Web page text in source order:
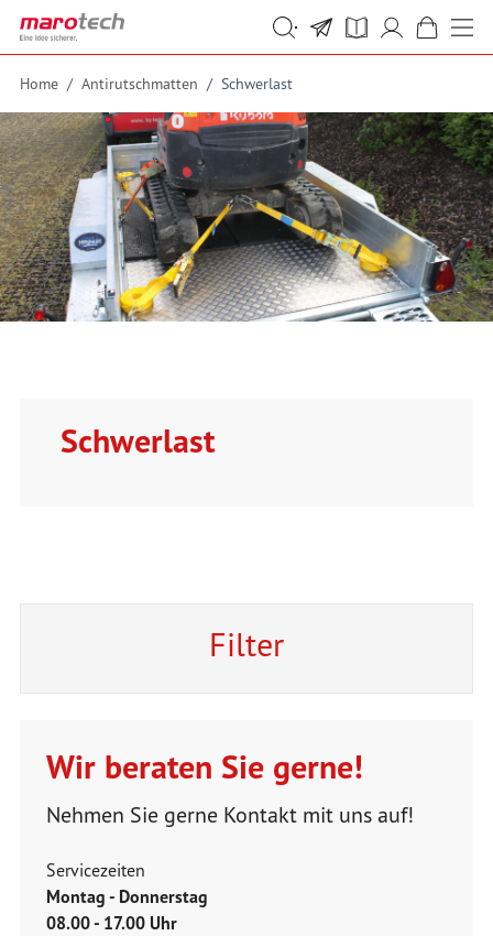
Skip to Content
Suche
Suche
Home / Antirutschmatten / Schwerlast
Schwerlast
Filter
Wir beraten Sie gerne!
Nehmen Sie gerne Kontakt mit uns auf!
Servicezeiten
Montag - Donnerstag
08.00 - 17.00 Uhr